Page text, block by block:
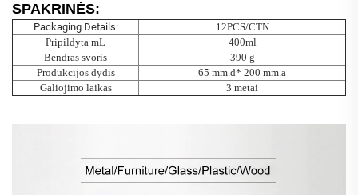
SPAKRINĖS:
Packaging Details:
12PCS/CTN
Pripildyta mL
400ml
Bendras svoris
390 g
Produkcijos dydis
65 mm.d* 200 mm.a
Galiojimo laikas
3 metai